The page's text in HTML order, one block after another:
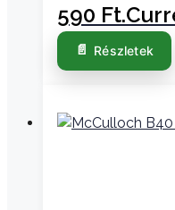
590 Ft.
Részletek